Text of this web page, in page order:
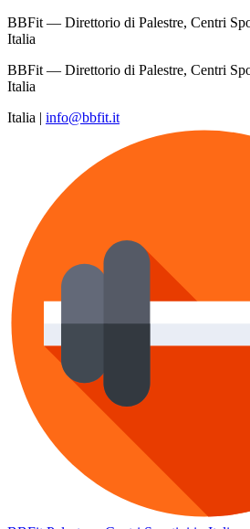
BBFit — Direttorio di Palestre, Centri
Italia
BBFit — Direttorio di Palestre, Centri
Italia
Italia | info@bbfit.it